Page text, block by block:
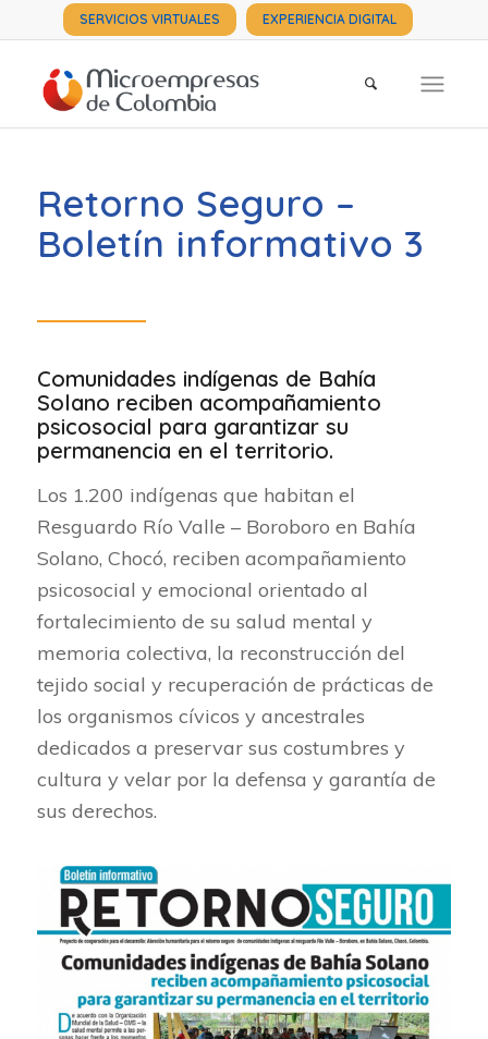
SERVICIOS VIRTUALES EXPERIENCIA DIGITAL
Retorno Seguro –
Boletín informativo 3
Comunidades indígenas de Bahía
Solano reciben acompañamiento
psicosocial para garantizar su
permanencia en el territorio.
Los 1.200 indígenas que habitan el
Resguardo Río Valle – Boroboro en Bahía
Solano, Chocó, reciben acompañamiento
psicosocial y emocional orientado al
fortalecimiento de su salud mental y
memoria colectiva, la reconstrucción del
tejido social y recuperación de prácticas de
los organismos cívicos y ancestrales
dedicados a preservar sus costumbres y
cultura y velar por la defensa y garantía de
sus derechos.